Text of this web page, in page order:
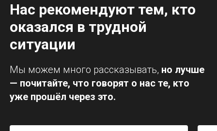
Нас рекомендуют тем, кто
оказался в трудной
ситуации
Мы можем много рассказывать, но лучше
— почитайте, что говорят о нас те, кто
уже прошёл через это.